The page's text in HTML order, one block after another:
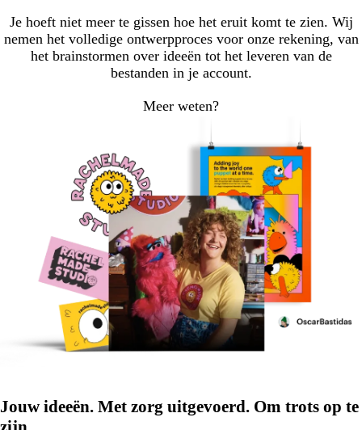
Je hoeft niet meer te gissen hoe het eruit komt te zien. Wij
nemen het volledige ontwerpproces voor onze rekening, van
het brainstormen over ideeën tot het leveren van de
bestanden in je account.
Meer weten?
Jouw ideeën. Met zorg uitgevoerd. Om trots op te